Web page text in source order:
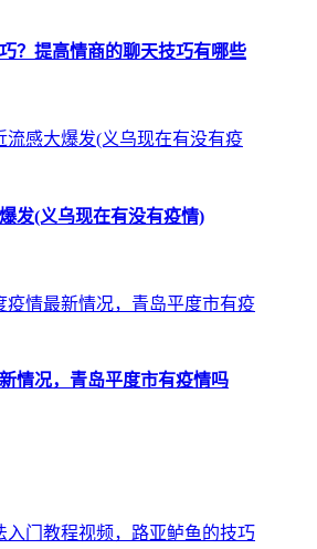
？提高情商的聊天技巧有哪些
发(义乌现在有没有疫情)
情况，青岛平度市有疫情吗